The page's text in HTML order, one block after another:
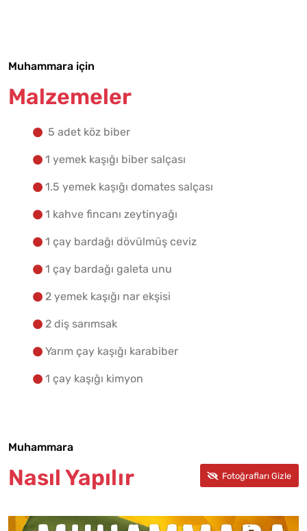
Muhammara için
Malzemeler
5 adet köz biber
1 yemek kaşığı biber salçası
1.5 yemek kaşığı domates salçası
1 kahve fincanı zeytinyağı
1 çay bardağı dövülmüş ceviz
1 çay bardağı galeta unu
2 yemek kaşığı nar ekşisi
2 diş sarımsak
Yarım çay kaşığı karabiber
1 çay kaşığı kimyon
Muhammara
Nasıl Yapılır